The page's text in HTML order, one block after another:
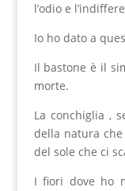
l’odio e
Io ho dato a
Il bastone è il
morte.
La conchiglia ,
della natura
del sole che ci
I fiori dove ho